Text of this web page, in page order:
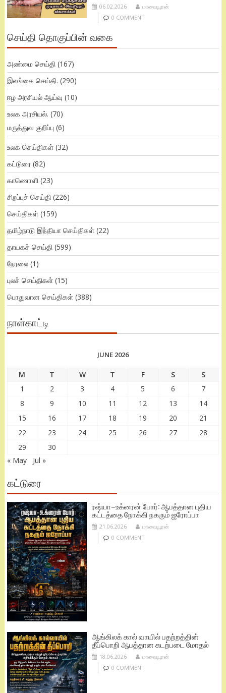
06.02.2026
மாவையூரன்
0 COMMENT
செய்தி தொகுப்பின் வகை
அண்மை செய்தி(167)
இலங்கை செய்தி. (290)
ஈழ அரசியல் ஆய்வு (10)
உலக அரசியல். (70)
மருத்துவ குறிப்பு (6)
உலக செய்திகள்(32)
கட்டுரை(82)
காணொளி(23)
சிறப்புச் செய்தி(226)
செய்திகள்(159)
தமிழ்நாடு இந்தியா செய்திகள்(22)
தாயகச் செய்தி(599)
நேரலை(1)
புலச் செய்திகள்(15)
பொதுவான செய்திகள்(388)
நாள்காட்டி
JUNE 2026
M T W T F S
S
1
2 3 4 5 6
7
8
9 10 11 12 13
14
15
16 17 18 19 20
21
22
23 24 25 26 27
28
29
30
« May
Jul »
கட்டுரை
ரஷ்யா–உக்ரைன் போர்: ஆபத்தான புதிய
கட்டத்தை நோக்கி நகரும் ஐரோப்பா
21.06.2026
மாவையூரன்
0 COMMENT
ஆங்கிலக் கால் வாயில் பதற்றத்தின்
தீப்பொறி ஆபத்தான கடற்படை மோதல்
18.06.2026
மாவையூரன்
0 COMMENT